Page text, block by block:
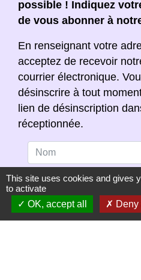
possible ! Indiquez
de vous abonner à
En renseignant votre
acceptez de recevoir
courrier électronique.
désinscrire à tout
lien de désinscription
réceptionnée.
This site uses cookies and gives
to activate
OK, accept all